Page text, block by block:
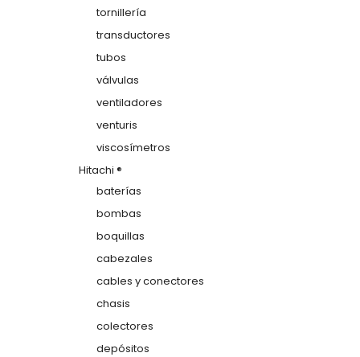
tornillería
transductores
tubos
válvulas
ventiladores
venturis
viscosímetros
Hitachi ®
baterías
bombas
boquillas
cabezales
cables y conectores
chasis
colectores
depósitos